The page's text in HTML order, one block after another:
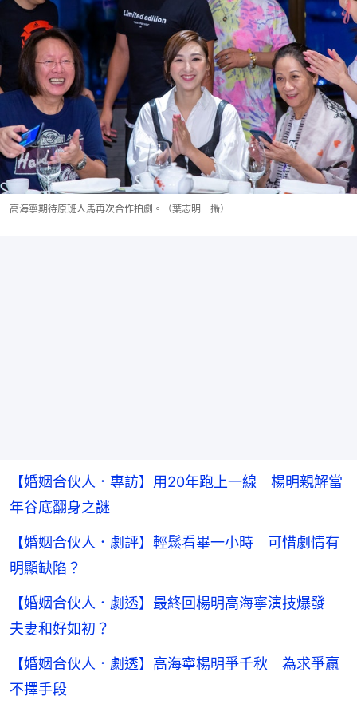
高海寧期待原班人馬再次合作拍劇。（葉志明 攝）
【婚姻合伙人．專訪】用20年跑上一線 楊明親解當
年谷底翻身之謎
【婚姻合伙人．劇評】輕鬆看畢一小時 可惜劇情有
明顯缺陷？
【婚姻合伙人．劇透】最終回楊明高海寧演技爆發
夫妻和好如初？
【婚姻合伙人．劇透】高海寧楊明爭千秋 為求爭贏
不擇手段